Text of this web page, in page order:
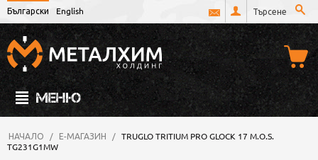
Български English
МЕНЮ
НАЧАЛО / Е-МАГАЗИН / TRUGLO TRITIUM PRO GLOCK 17 M.O.S.
TG231G1MW